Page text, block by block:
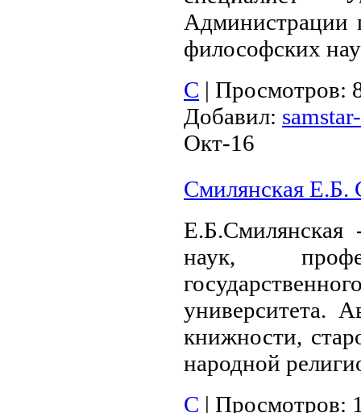
Администрации
философских
С | Просмотров:
Добавил:
Окт-16
Смилянская Е.Б.
Е.Б.Смилянская
наук,
университета.
книжности,
народной
С | Просмотров: